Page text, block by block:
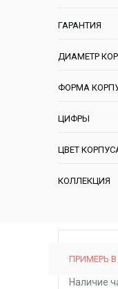
ГАРАНТИЯ
ДИАМЕТР
ФОРМА
ЦИФРЫ
ЦВЕТ
КОЛЛЕКЦИЯ
ПРИМЕРЬ
Наличие